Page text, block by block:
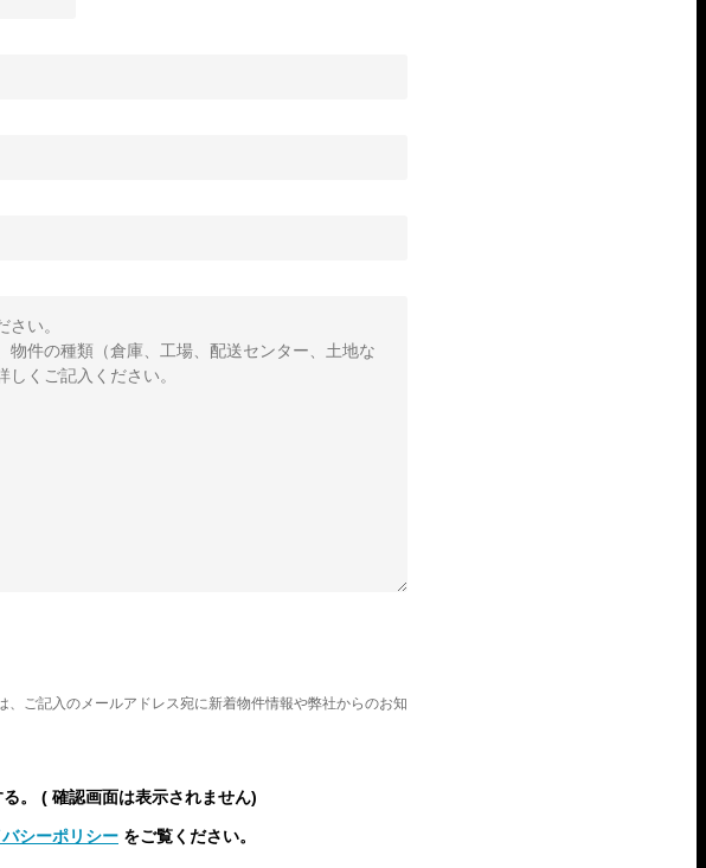
ご記入のメールアドレス宛に新着物件情報や弊社からのお知
。 ( 確認画面は表示されません)
シーポリシー をご覧ください。